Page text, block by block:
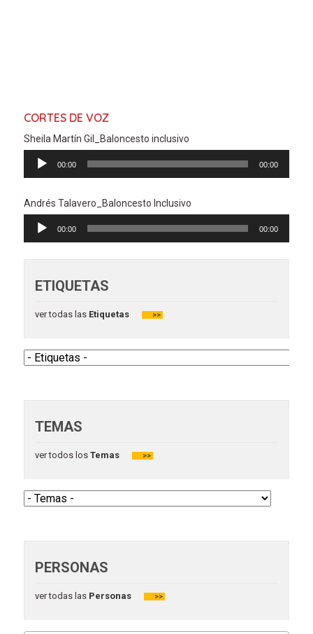
CORTES DE VOZ
Sheila Martín Gil_Baloncesto inclusivo
Reproductor
00:00 00:00
Andrés Talavero_Baloncesto Inclusivo
Reproductor
00:00 00:00
ETIQUETAS
ver todas las Etiquetas >>
TEMAS
ver todos losTemas >>
PERSONAS
ver todas lasPersonas >>